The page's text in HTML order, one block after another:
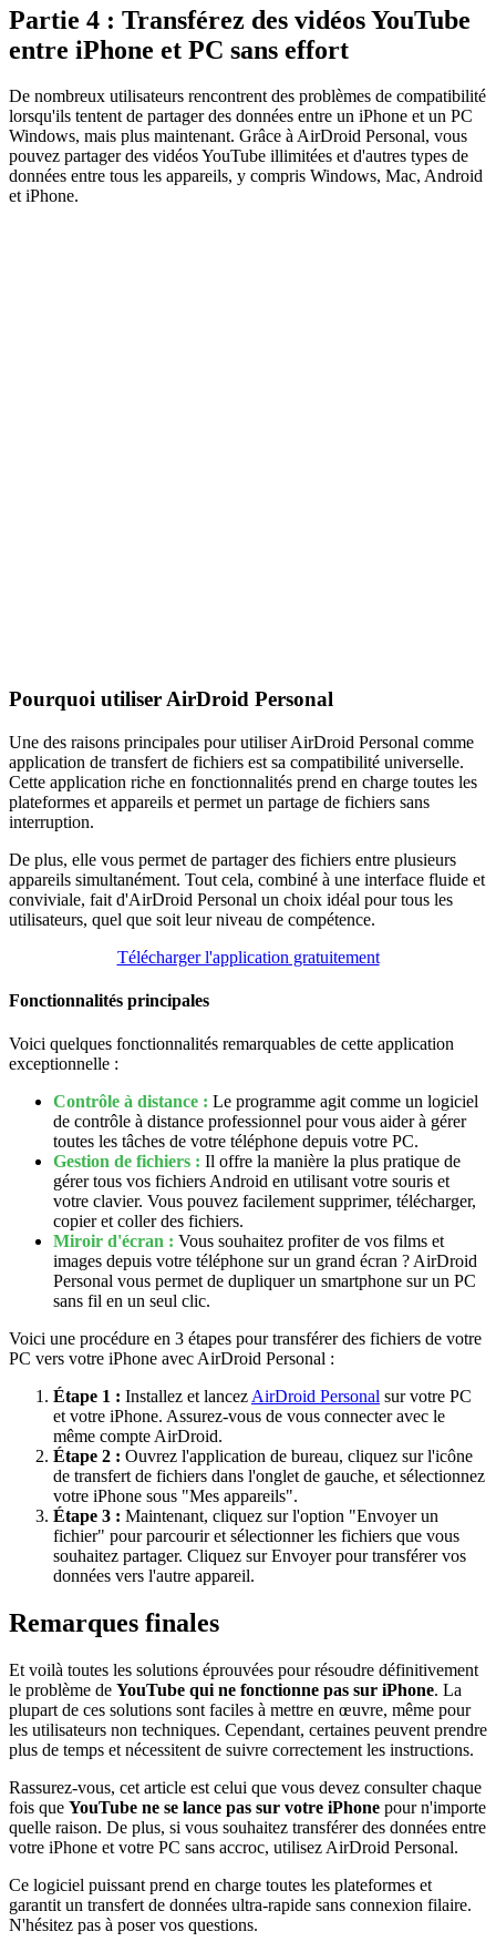
Partie 4 : Transférez des vidéos YouTube
entre iPhone et PC sans effort
De nombreux utilisateurs rencontrent des problèmes de compatibilité
lorsqu'ils tentent de partager des données entre un iPhone et un PC
Windows, mais plus maintenant. Grâce à AirDroid Personal, vous
pouvez partager des vidéos YouTube illimitées et d'autres types de
données entre tous les appareils, y compris Windows, Mac, Android
et iPhone.
Pourquoi utiliser AirDroid Personal
Une des raisons principales pour utiliser AirDroid Personal comme
application de transfert de fichiers est sa compatibilité universelle.
Cette application riche en fonctionnalités prend en charge toutes les
plateformes et appareils et permet un partage de fichiers sans
interruption.
De plus, elle vous permet de partager des fichiers entre plusieurs
appareils simultanément. Tout cela, combiné à une interface fluide et
conviviale, fait d'AirDroid Personal un choix idéal pour tous les
utilisateurs, quel que soit leur niveau de compétence.
Télécharger l'application gratuitement
Fonctionnalités principales
Voici quelques fonctionnalités remarquables de cette application
exceptionnelle :
Contrôle à distance : Le programme agit comme un logiciel
de contrôle à distance professionnel pour vous aider à gérer
toutes les tâches de votre téléphone depuis votre PC.
Gestion de fichiers : Il offre la manière la plus pratique de
gérer tous vos fichiers Android en utilisant votre souris et
votre clavier. Vous pouvez facilement supprimer, télécharger,
copier et coller des fichiers.
Miroir d'écran : Vous souhaitez profiter de vos films et
images depuis votre téléphone sur un grand écran ? AirDroid
Personal vous permet de dupliquer un smartphone sur un PC
sans fil en un seul clic.
Voici une procédure en 3 étapes pour transférer des fichiers de votre
PC vers votre iPhone avec AirDroid Personal :
Étape 1 : Installez et lancez AirDroid Personal sur votre PC
et votre iPhone. Assurez-vous de vous connecter avec le
même compte AirDroid.
Étape 2 : Ouvrez l'application de bureau, cliquez sur l'icône
de transfert de fichiers dans l'onglet de gauche, et sélectionnez
votre iPhone sous "Mes appareils".
Étape 3 : Maintenant, cliquez sur l'option "Envoyer un
fichier" pour parcourir et sélectionner les fichiers que vous
souhaitez partager. Cliquez sur Envoyer pour transférer vos
données vers l'autre appareil.
Remarques finales
Et voilà toutes les solutions éprouvées pour résoudre définitivement
le problème de YouTube qui ne fonctionne pas sur iPhone. La
plupart de ces solutions sont faciles à mettre en œuvre, même pour
les utilisateurs non techniques. Cependant, certaines peuvent prendre
plus de temps et nécessitent de suivre correctement les instructions.
Rassurez-vous, cet article est celui que vous devez consulter chaque
fois que YouTube ne se lance pas sur votre iPhone pour n'importe
quelle raison. De plus, si vous souhaitez transférer des données entre
votre iPhone et votre PC sans accroc, utilisez AirDroid Personal.
Ce logiciel puissant prend en charge toutes les plateformes et
garantit un transfert de données ultra-rapide sans connexion filaire.
N'hésitez pas à poser vos questions.